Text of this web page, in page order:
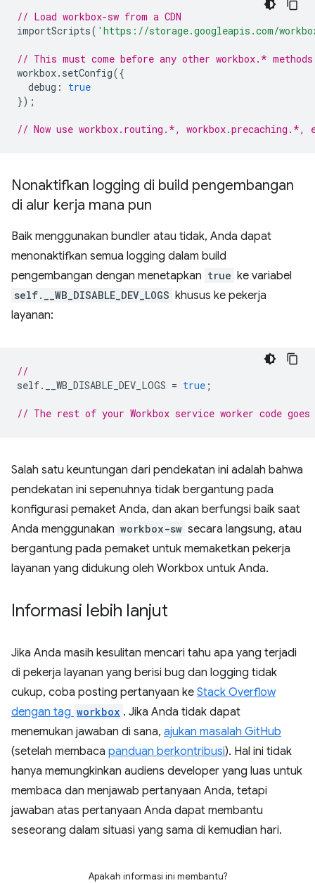
// Load workbox-sw from a CDN
importScripts( 'https://storage.googleapis.com/
// This must come before any other workbox.*
workbox. setConfig({
debug :
true
});
// Now use workbox.routing.*, workbox.precaching.*,
Nonaktifkan logging di build pengembangan
di alur kerja mana pun
Baik menggunakan bundler atau tidak, Anda dapat
menonaktifkan semua logging dalam build
pengembangan dengan menetapkan true ke variabel
self.__WB_DISABLE_DEV_LOGS khusus ke pekerja
layanan:
//
self. __WB_DISABLE_DEV_LOGS = true ;
// The rest of your Workbox service worker code goes
Salah satu keuntungan dari pendekatan ini adalah bahwa
pendekatan ini sepenuhnya tidak bergantung pada
konfigurasi pemaket Anda, dan akan berfungsi baik saat
Anda menggunakan workbox-sw secara langsung, atau
bergantung pada pemaket untuk memaketkan pekerja
layanan yang didukung oleh Workbox untuk Anda.
Informasi lebih lanjut
Jika Anda masih kesulitan mencari tahu apa yang terjadi
di pekerja layanan yang berisi bug dan logging tidak
cukup, coba posting pertanyaan ke Stack Overflow
dengan tag workbox . Jika Anda tidak dapat
menemukan jawaban di sana, ajukan masalah GitHub
(setelah membaca panduan berkontribusi). Hal ini tidak
hanya memungkinkan audiens developer yang luas untuk
membaca dan menjawab pertanyaan Anda, tetapi
jawaban atas pertanyaan Anda dapat membantu
seseorang dalam situasi yang sama di kemudian hari.
Apakah informasi ini membantu?